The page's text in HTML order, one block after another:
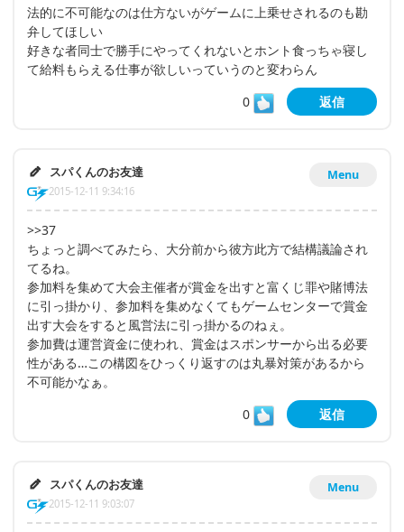
法的に不可能なのは仕方ないがゲームに上乗せされるのも勘
弁してほしい
好きな者同士で勝手にやってくれないとホント食っちゃ寝し
て給料もらえる仕事が欲しいっていうのと変わらん
0
返信
Menu
スパくんのお友達
2015-12-11 9:34:16
>>37
ちょっと調べてみたら、大分前から彼方此方で結構議論され
てるね。
参加料を集めて大会主催者が賞金を出すと富くじ罪や賭博法
に引っ掛かり、参加料を集めなくてもゲームセンターで賞金
出す大会をすると風営法に引っ掛かるのねぇ。
参加費は運営資金に使われ、賞金はスポンサーから出る必要
性がある…この構図をひっくり返すのは丸暴対策があるから
不可能かなぁ。
0
返信
Menu
スパくんのお友達
2015-12-11 9:03:07